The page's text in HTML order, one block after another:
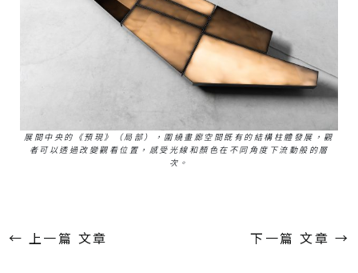
展間中央的《預現》（局部），圍繞畫廊空間既有的結構柱體發展，觀
者可以透過改變觀看位置，感受光線和顏色在不同角度下流動般的層
次。
← 上一篇 文章 下一篇 文章 →